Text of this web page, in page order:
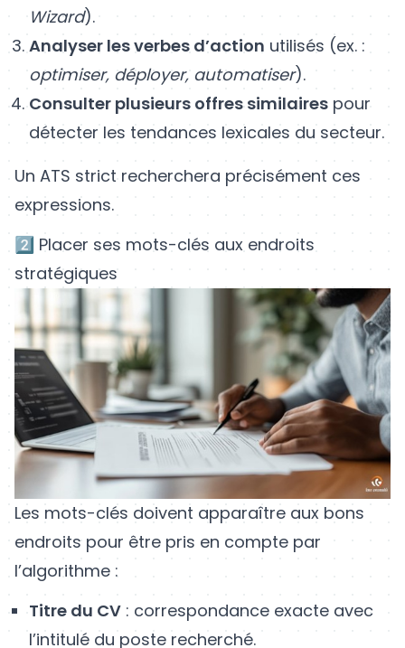
Wizard).
Analyser les verbes d’action utilisés (ex. :
optimiser, déployer, automatiser).
Consulter plusieurs offres similaires pour
détecter les tendances lexicales du secteur.
Un ATS strict recherchera précisément ces
expressions.
2️⃣ Placer ses mots-clés aux endroits
stratégiques
Les mots-clés doivent apparaître aux bons
endroits pour être pris en compte par
l’algorithme :
Titre du CV : correspondance exacte avec
l’intitulé du poste recherché.